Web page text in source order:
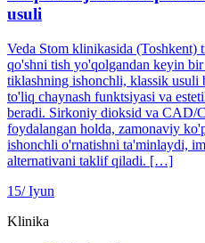
usuli
Veda Stom klinikasida
qo'shni tish yo'qolgandan keyin
tiklashning ishonchli, klassik
to'liq chaynash funktsiyasi va
beradi. Sirkoniy dioksid va CAD/
foydalangan holda, zamonaviy
ishonchli o'rnatishni ta'minlaydi,
alternativani taklif qiladi. […]
15/ Iyun
Klinika